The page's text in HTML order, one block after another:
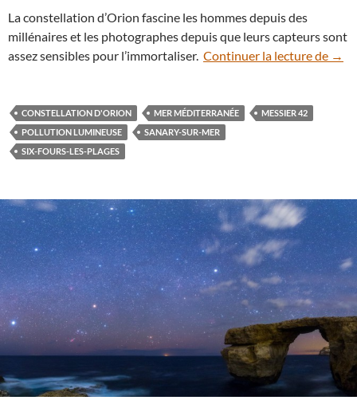
La constellation d’Orion fascine les hommes depuis des
millénaires et les photographes depuis que leurs capteurs sont
assez sensibles pour l’immortaliser. Continuer la lecture de →
CONSTELLATION D'ORION MER MÉDITERRANÉE
MESSIER 42
POLLUTION LUMINEUSE
SANARY-SUR-MER
SIX-FOURS-LES-PLAGES